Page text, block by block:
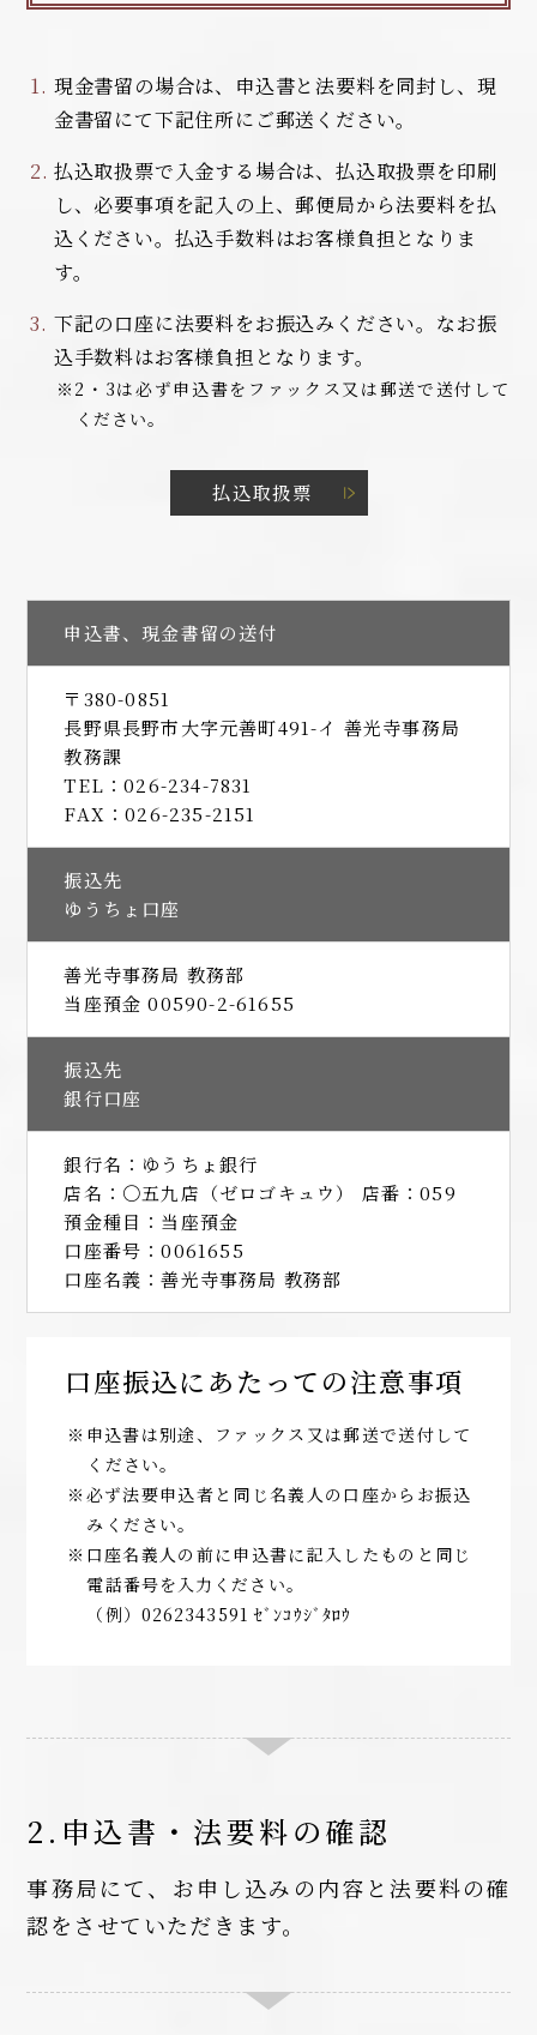
現金書留の場合は、申込書と法要料を同封し、現
金書留にて下記住所にご郵送ください。
払込取扱票で入金する場合は、払込取扱票を印刷
し、必要事項を記入の上、郵便局から法要料を払
込ください。払込手数料はお客様負担となりま
す。
下記の口座に法要料をお振込みください。なお振
込手数料はお客様負担となります。
※2・3は必ず申込書をファックス又は郵送で送付して
ください。
払込取扱票
申込書、現金書留の送付
〒380-0851
長野県長野市大字元善町491-イ 善光寺事務局
教務課
TEL：026-234-7831
FAX：026-235-2151
振込先
ゆうちょ口座
善光寺事務局 教務部
当座預金 00590-2-61655
振込先
銀行口座
銀行名：ゆうちょ銀行
店名：〇五九店（ゼロゴキュウ） 店番：059
預金種目：当座預金
口座番号：0061655
口座名義：善光寺事務局 教務部
口座振込にあたっての注意事項
※申込書は別途、ファックス又は郵送で送付して
ください。
※必ず法要申込者と同じ名義人の口座からお振込
みください。
※口座名義人の前に申込書に記入したものと同じ
電話番号を入力ください。
（例）0262343591 ｾﾞﾝｺｳｼﾞﾀﾛｳ
2.申込書・法要料の確認
事務局にて、お申し込みの内容と法要料の確
認をさせていただきます。